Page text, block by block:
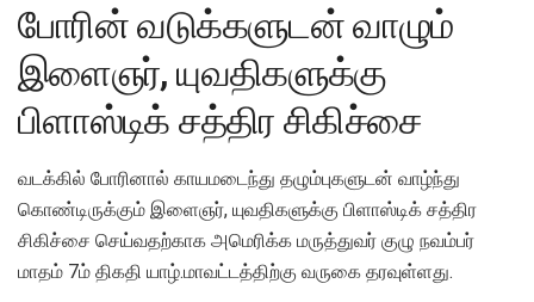
போரின் வடுக்களுடன் வாழும்
இளைஞர், யுவதிகளுக்கு
பிளாஸ்டிக் சத்திர சிகிச்சை
வடக்கில் போரினால் காயமடைந்து தழும்புகளுடன் வாழ்ந்து
கொண்டிருக்கும் இளைஞர், யுவதிகளுக்கு பிளாஸ்டிக் சத்திர
சிகிச்சை செய்வதற்காக அமெரிக்க மருத்துவர் குழு நவம்பர்
மாதம் 7ம் திகதி யாழ்.மாவட்டத்திற்கு வருகை தரவுள்ளது.